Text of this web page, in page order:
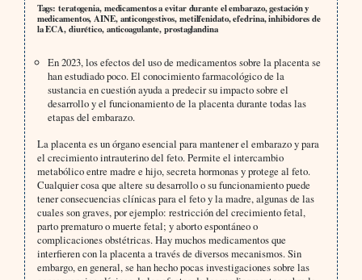
Tags: teratogenia, medicamentos a evitar durante el embarazo, gestación y
medicamentos, AINE, anticongestivos, metilfenidato, efedrina, inhibidores de
la ECA, diurético, anticoagulante, prostaglandina
En 2023, los efectos del uso de medicamentos sobre la placenta se
han estudiado poco. El conocimiento farmacológico de la
sustancia en cuestión ayuda a predecir su impacto sobre el
desarrollo y el funcionamiento de la placenta durante todas las
etapas del embarazo.
La placenta es un órgano esencial para mantener el embarazo y para
el crecimiento intrauterino del feto. Permite el intercambio
metabólico entre madre e hijo, secreta hormonas y protege al feto.
Cualquier cosa que altere su desarrollo o su funcionamiento puede
tener consecuencias clínicas para el feto y la madre, algunas de las
cuales son graves, por ejemplo: restricción del crecimiento fetal,
parto prematuro o muerte fetal; y aborto espontáneo o
complicaciones obstétricas. Hay muchos medicamentos que
interfieren con la placenta a través de diversos mecanismos. Sin
embargo, en general, se han hecho pocas investigaciones sobre las